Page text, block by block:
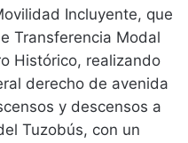
Incluyente, que
Transferencia Modal
Histórico, realizando
derecho de avenida
y descensos a
Tuzobús, con un